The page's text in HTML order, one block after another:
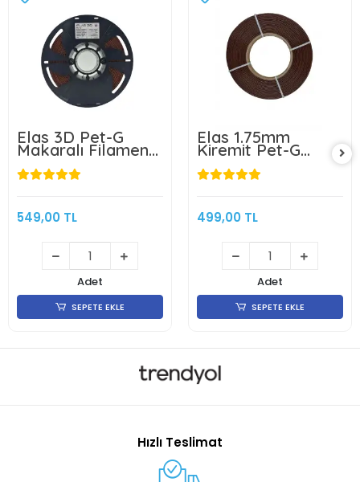
Elas 3D Pet-G
Makaralı Filament
Kiremit 1.75mm 1kg
549,00 TL
Adet
SEPETE EKLE
Elas 1.75mm
Kiremit Pet-G
Makarasız
Filament 1KG
499,00 TL
Adet
SEPETE EKLE
Hızlı Teslimat